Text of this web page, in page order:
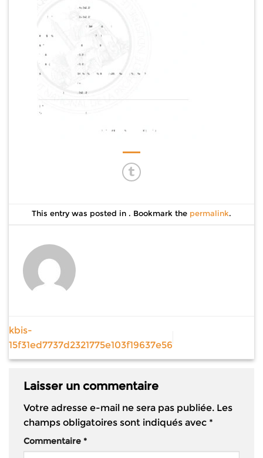
This entry was posted in . Bookmark the permalink.
kbis-
15f31ed7737d2321775e103f19637e56
Laisser un commentaire
Votre adresse e-mail ne sera pas publiée. Les
champs obligatoires sont indiqués avec *
Commentaire *